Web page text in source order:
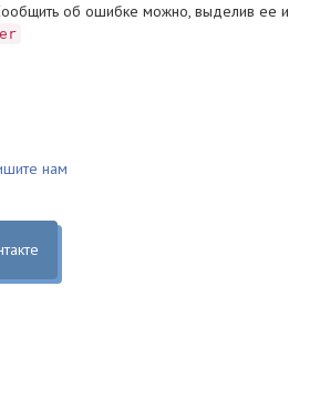
об ошибке можно, выделив ее и
нам